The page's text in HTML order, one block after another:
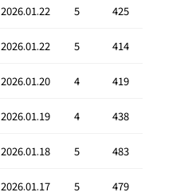
2026.01.22 5 425
2026.01.22 5 414
2026.01.20 4 419
2026.01.19 4 438
2026.01.18 5 483
2026.01.17 5 479